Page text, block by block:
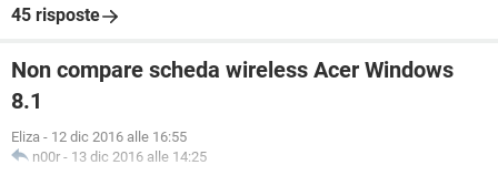
45 risposte
Non compare scheda wireless Acer Windows
8.1
Eliza - 12 dic 2016 alle 16:55
n00r - 13 dic 2016 alle 14:25